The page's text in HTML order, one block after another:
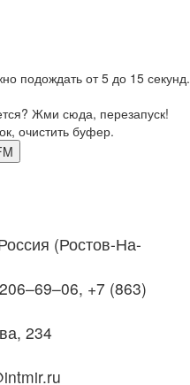
подождать от 5 до 15 секунд.
Жми сюда, перезапуск!
очистить буфер.
(Ростов-На-
+7 (863)
234